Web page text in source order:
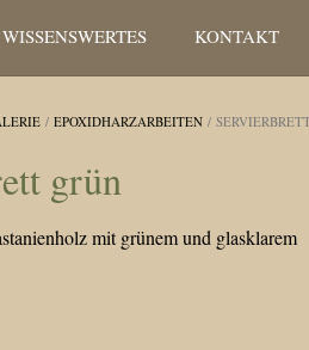
WISSENSWERTES KONTAKT
/EPOXIDHARZARBEITEN /
grün
mit grünem und glasklarem